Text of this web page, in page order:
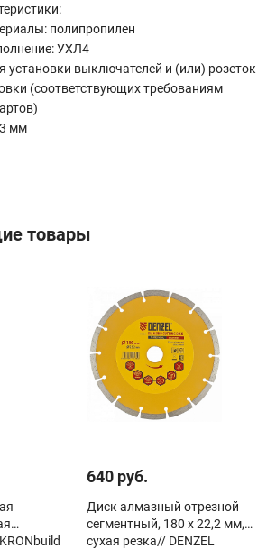
полипропилен
УХЛ4
установки выключателей и (или) розеток
(соответствующих требованиям
мм
товары
640 руб.
Диск алмазный отрезной
сегментный, 180 х 22,2 мм,
сухая резка// DENZEL